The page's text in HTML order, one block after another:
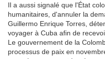
Il a aussi signalé que l'État
humanitaires, d'annuler la
Guillermo Enrique Torres,
voyager à Cuba afin de
Le gouvernement de la
processus de paix en